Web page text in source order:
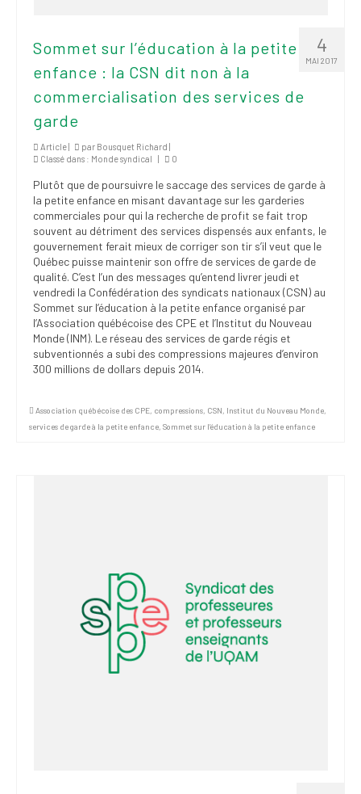
4
MAI 2017
Sommet sur l’éducation à la petite
enfance : la CSN dit non à la
commercialisation des services de
garde
Article | par Bousquet Richard |
Classé dans : Monde syndical | 0
Plutôt que de poursuivre le saccage des services de garde à
la petite enfance en misant davantage sur les garderies
commerciales pour qui la recherche de profit se fait trop
souvent au détriment des services dispensés aux enfants, le
gouvernement ferait mieux de corriger son tir s’il veut que le
Québec puisse maintenir son offre de services de garde de
qualité. C’est l’un des messages qu’entend livrer jeudi et
vendredi la Confédération des syndicats nationaux (CSN) au
Sommet sur l’éducation à la petite enfance organisé par
l’Association québécoise des CPE et l’Institut du Nouveau
Monde (INM). Le réseau des services de garde régis et
subventionnés a subi des compressions majeures d’environ
300 millions de dollars depuis 2014.
Association québécoise des CPE, compressions, CSN, Institut du Nouveau Monde,
services de garde à la petite enfance, Sommet sur l’éducation à la petite enfance